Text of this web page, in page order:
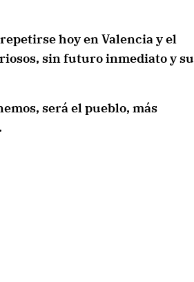
hoy en Valencia y el
sin futuro inmediato y su
será el pueblo, más